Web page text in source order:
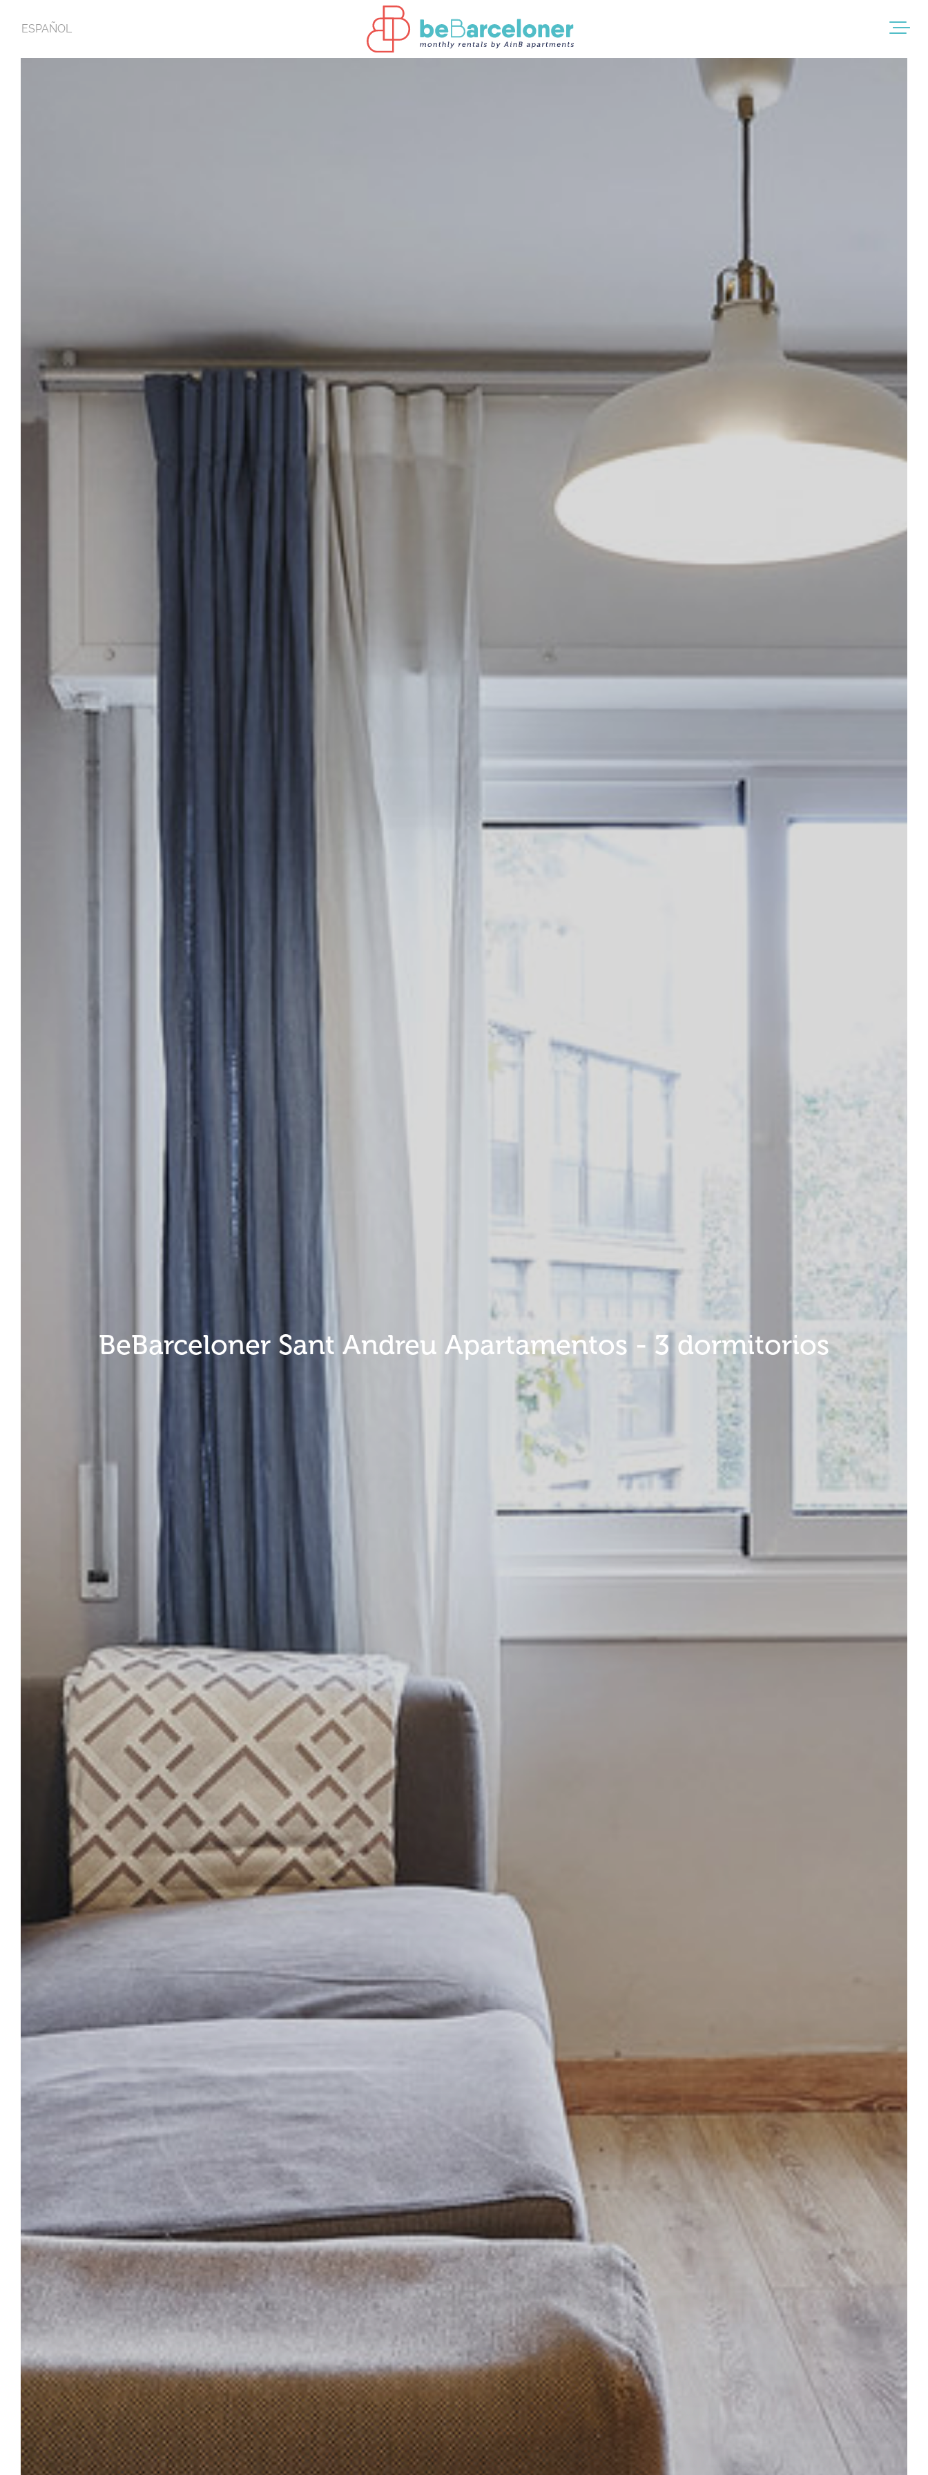
ESPAÑOL
BeBarceloner Sant Andreu Apartamentos - 3 dormitorios